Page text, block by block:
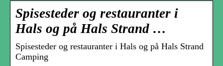
Spisesteder og restauranter i
Hals og på Hals Strand …
Spisesteder og restauranter i Hals og på Hals Strand
Camping